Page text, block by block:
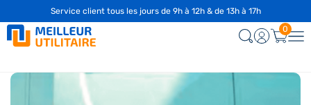
Service client tous les jours de 9h à 12h & de 13h à 17h
☎️04 28 29 75 94
0